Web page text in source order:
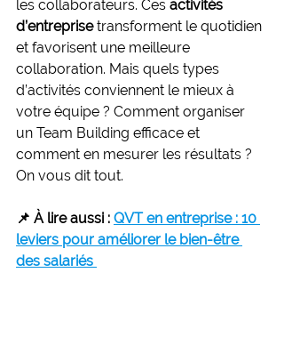
les collaborateurs. Ces activités
d’entreprise transforment le quotidien
et favorisent une meilleure
collaboration. Mais quels types
d’activités conviennent le mieux à
votre équipe ? Comment organiser
un Team Building efficace et
comment en mesurer les résultats ?
On vous dit tout.
📌 À lire aussi : QVT en entreprise : 10
leviers pour améliorer le bien-être
des salariés